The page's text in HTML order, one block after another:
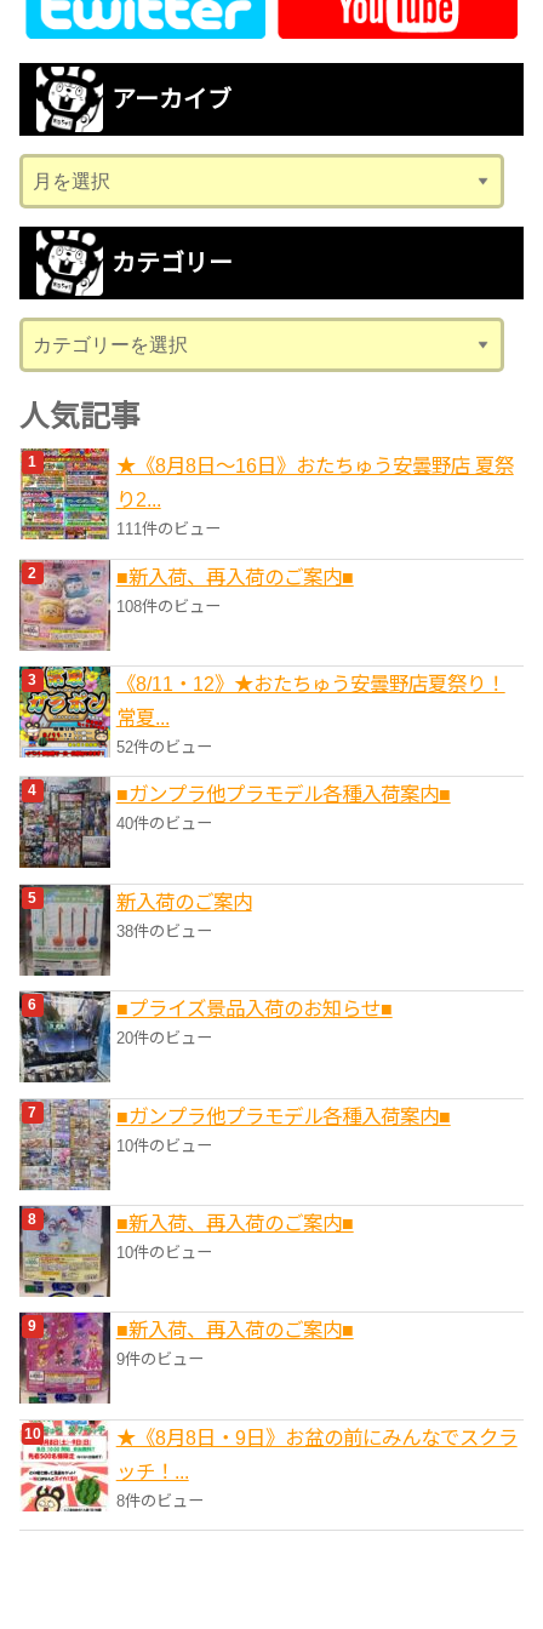
アーカイブ
ー
カ
ブ
カテゴリー
テ
ゴ
リ
ー
人気記事
★《8月8日～16日》おたちゅう安曇野店 夏祭
り2...
111件のビュー
■新入荷、再入荷のご案内■
108件のビュー
《8/11・12》★おたちゅう安曇野店夏祭り！
常夏...
52件のビュー
■ガンプラ他プラモデル各種入荷案内■
40件のビュー
新入荷のご案内
38件のビュー
■プライズ景品入荷のお知らせ■
20件のビュー
■ガンプラ他プラモデル各種入荷案内■
10件のビュー
■新入荷、再入荷のご案内■
10件のビュー
■新入荷、再入荷のご案内■
9件のビュー
★《8月8日・9日》お盆の前にみんなでスクラ
ッチ！...
8件のビュー